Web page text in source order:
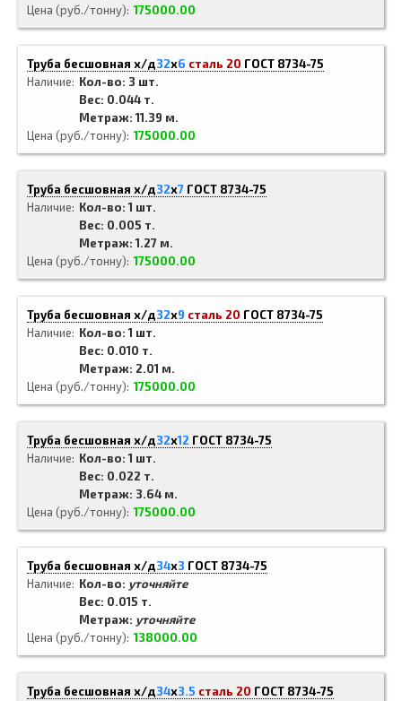
Цена (руб./тонну) 175000.00
Труба бесшовная х/д32x6 сталь 20 ГОСТ 8734-75
Наличие
Кол-во: 3 шт.
Вес: 0.044 т.
Метраж: 11.39 м.
Цена (руб./тонну) 175000.00
Труба бесшовная х/д32x7 ГОСТ 8734-75
Наличие
Кол-во: 1 шт.
Вес: 0.005 т.
Метраж: 1.27 м.
Цена (руб./тонну) 175000.00
Труба бесшовная х/д32x9 сталь 20 ГОСТ 8734-75
Наличие
Кол-во: 1 шт.
Вес: 0.010 т.
Метраж: 2.01 м.
Цена (руб./тонну) 175000.00
Труба бесшовная х/д32x12 ГОСТ 8734-75
Наличие
Кол-во: 1 шт.
Вес: 0.022 т.
Метраж: 3.64 м.
Цена (руб./тонну) 175000.00
Труба бесшовная х/д34x3 ГОСТ 8734-75
Наличие
Кол-во: уточняйте
Вес: 0.015 т.
Метраж: уточняйте
Цена (руб./тонну) 138000.00
Труба бесшовная х/д34x3.5 сталь 20 ГОСТ 8734-75